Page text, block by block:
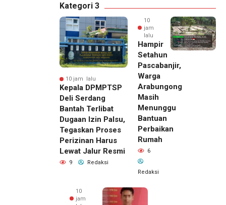
Kategori 3
10 jam lalu
Kepala DPMPTSP
Deli Serdang
Bantah Terlibat
Dugaan Izin Palsu,
Tegaskan Proses
Perizinan Harus
Lewat Jalur Resmi
9 Redaksi
10
jam
lalu
Hampir
Setahun
Pascabanjir,
Warga
Arabungong
Masih
Menunggu
Bantuan
Perbaikan
Rumah
6
Redaksi
10
jam